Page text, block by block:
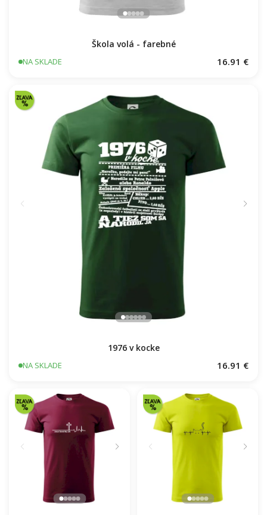
Škola volá - farebné
NA SKLADE 16.91 €
1976 v kocke
NA SKLADE 16.91 €